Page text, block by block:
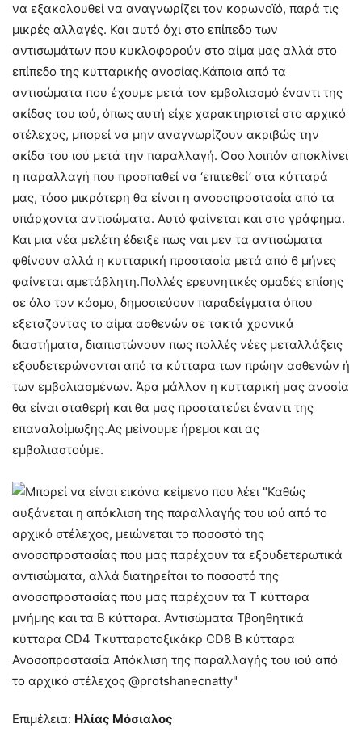
να εξακολουθεί να αναγνωρίζει τον κορωνοϊό, παρά τις
μικρές αλλαγές. Και αυτό όχι στο επίπεδο των
αντισωμάτων που κυκλοφορούν στο αίμα μας αλλά στο
επίπεδο της κυτταρικής ανοσίας.Κάποια από τα
αντισώματα που έχουμε μετά τον εμβολιασμό έναντι της
ακίδας του ιού, όπως αυτή είχε χαρακτηριστεί στο αρχικό
στέλεχος, μπορεί να μην αναγνωρίζουν ακριβώς την
ακίδα του ιού μετά την παραλλαγή. Όσο λοιπόν αποκλίνει
η παραλλαγή που προσπαθεί να ‘επιτεθεί’ στα κύτταρά
μας, τόσο μικρότερη θα είναι η ανοσοπροστασία από τα
υπάρχοντα αντισώματα. Αυτό φαίνεται και στο γράφημα.
Και μια νέα μελέτη έδειξε πως ναι μεν τα αντισώματα
φθίνουν αλλά η κυτταρική προστασία μετά από 6 μήνες
φαίνεται αμετάβλητη.Πολλές ερευνητικές ομαδές επίσης
σε όλο τον κόσμο, δημοσιεύουν παραδείγματα όπου
εξεταζοντας το αίμα ασθενών σε τακτά χρονικά
διαστήματα, διαπιστώνουν πως πολλές νέες μεταλλάξεις
εξουδετερώνονται από τα κύτταρα των πρώην ασθενών ή
των εμβολιασμένων. Άρα μάλλον η κυτταρική μας ανοσία
θα είναι σταθερή και θα μας προστατεύει έναντι της
επαναλοίμωξης.Ας μείνουμε ήρεμοι και ας
εμβολιαστούμε.
Επιμέλεια: Ηλίας Μόσιαλος